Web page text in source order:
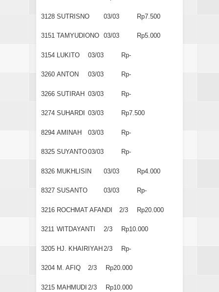
3128 SUTRISNO 03/03 Rp7.500
3151 TAMYUDIONO 03/03 Rp5.000
3154 LUKITO 03/03 Rp-
3260 ANTON 03/03 Rp-
3266 SUTIRAH 03/03 Rp-
3274 SUHARDI 03/03 Rp7.500
8294 AMINAH 03/03 Rp-
8325 SUYANTO03/03 Rp-
8326 MUKHLISIN 03/03 Rp4.000
8327 SUSANTO 03/03 Rp-
3216 ROCHMAT AFANDI 2/3 Rp20.000
3211 WITDAYANTI 2/3 Rp10.000
3205 HJ. KHAIRIYAH 2/3 Rp-
3204 M. AFIQ 2/3 Rp20.000
3215 MAHMUDI 2/3 Rp10.000